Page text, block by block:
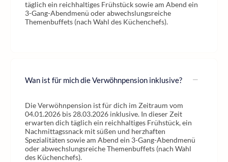
täglich ein reichhaltiges Frühstück sowie am Abend ein
3-Gang-Abendmenü oder abwechslungsreiche
Themenbuffets (nach Wahl des Küchenchefs).
Wan ist für mich die Verwöhnpension inklusive?
Die Verwöhnpension ist für dich im Zeitraum vom
04.01.2026 bis 28.03.2026 inklusive. In dieser Zeit
erwarten dich täglich ein reichhaltiges Frühstück, ein
Nachmittagssnack mit süßen und herzhaften
Spezialitäten sowie am Abend ein 3-Gang-Abendmenü
oder abwechslungsreiche Themenbuffets (nach Wahl
des Küchenchefs).